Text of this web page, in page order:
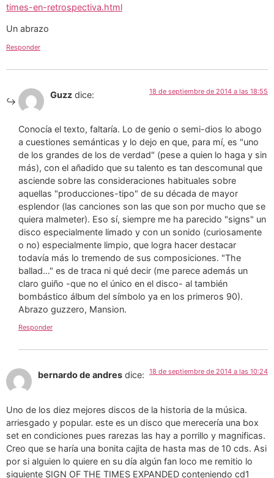
times-en-retrospectiva.html
Un abrazo
Responder
Guzz dice: 18 de septiembre de 2014 a las 18:55
Conocía el texto, faltaría. Lo de genio o semi-dios lo abogo
a cuestiones semánticas y lo dejo en que, para mí, es "uno
de los grandes de los de verdad" (pese a quien lo haga y sin
más), con el añadido que su talento es tan descomunal que
asciende sobre las consideraciones habituales sobre
aquellas "producciones-tipo" de su década de mayor
esplendor (las canciones son las que son por mucho que se
quiera malmeter). Eso sí, siempre me ha parecido "signs" un
disco especialmente limado y con un sonido (curiosamente
o no) especialmente limpio, que logra hacer destacar
todavía más lo tremendo de sus composiciones. "The
ballad…" es de traca ni qué decir (me parece además un
claro guiño -que no el único en el disco- al también
bombástico álbum del símbolo ya en los primeros 90).
Abrazo guzzero, Mansion.
Responder
bernardo de andres dice: 18 de septiembre de 2014 a las 10:24
Uno de los diez mejores discos de la historia de la música.
arriesgado y popular. este es un disco que merecería una box
set en condiciones pues rarezas las hay a porrillo y magnificas.
Creo que se haría una bonita cajita de hasta mas de 10 cds. Asi
por si alguien lo quiere en su día algún fan loco me remitio lo
siguiente SIGN OF THE TIMES EXPANDED conteniendo cd1